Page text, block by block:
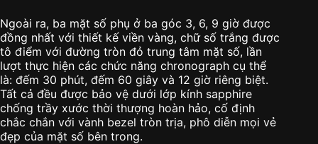
Ngoài ra, ba mặt số phụ ở ba góc 3, 6, 9 giờ được
đồng nhất với thiết kế viền vàng, chữ số trắng được
tô điểm với đường tròn đỏ trung tâm mặt số, lần
lượt thực hiện các chức năng chronograph cụ thể
là: đếm 30 phút, đếm 60 giây và 12 giờ riêng biệt.
Tất cả đều được bảo vệ dưới lớp kính sapphire
chống trầy xước thời thượng hoàn hảo, cố định
chắc chắn với vành bezel tròn trịa, phô diễn mọi vẻ
đẹp của mặt số bên trong.